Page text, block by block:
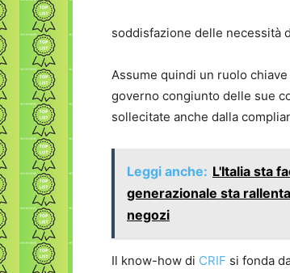
soddisfazione delle necessità
Assume quindi un ruolo
governo congiunto delle sue
sollecitate anche dalla
Leggi anche: L'Italia sta
generazionale sta
negozi
Il know-how di CRIF si fonda